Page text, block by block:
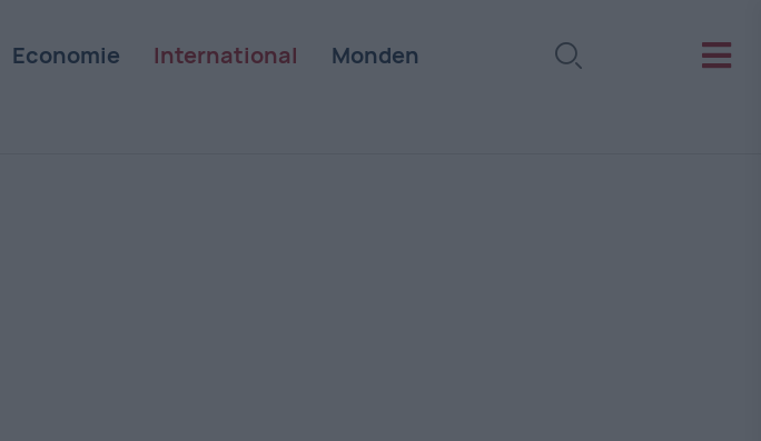
Economie International Monden